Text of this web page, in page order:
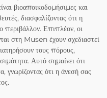
βιοαποικοδομήσιμες και
διασφαλίζοντας ότι η
περιβάλλον. Επιπλέον, οι
στη Musen έχουν σχεδιαστεί
τους πόρους,
Αυτό σημαίνει ότι
γνωρίζοντας ότι η άνεσή σας